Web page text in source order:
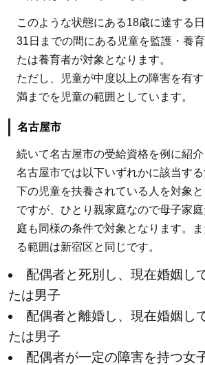
このような状態にある18歳に達する
31日までの間にある児童を監護・養
たは養育者が対象となります。
ただし、児童が中度以上の障害を有
満までを児童の範囲としています。
名古屋市
続いて名古屋市の受給資格を例に紹介
名古屋市では以下いずれかに該当す
下の児童を扶養されている人を対象
ですが、ひとり親家庭なので母子家
庭も同様の条件で対象となります。
る範囲は新宿区と同じです。
配偶者と死別し、現在婚姻し
たは男子
配偶者と離婚し、現在婚姻し
たは男子
配偶者が一定の障害を持つ女